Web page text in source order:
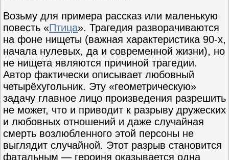
Возьму для примера рассказ или маленькую
повесть «Птица». Трагедия разворачиваются
на фоне нищеты (важная характеристика 90-х,
начала нулевых, да и современной жизни), но
не нищета являются причиной трагедии.
Автор фактически описывает любовный
четырёхугольник. Эту «геометрическую»
задачу главное лицо произведения разрешить
не может, что и приводит к разрыву дружеских
и любовных отношений и даже случайная
смерть возлюбленного этой персоны не
выглядит случайной. Этот разрыв становится
фатальным — героиня оказывается одна